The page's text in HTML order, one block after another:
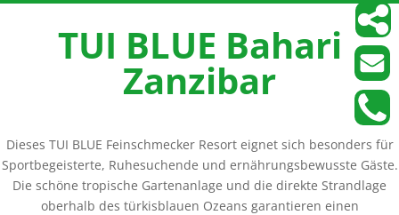
TUI BLUE Bahari
Zanzibar
Dieses TUI BLUE Feinschmecker Resort eignet sich besonders für
Sportbegeisterte, Ruhesuchende und ernährungsbewusste Gäste.
Die schöne tropische Gartenanlage und die direkte Strandlage
oberhalb des türkisblauen Ozeans garantieren einen